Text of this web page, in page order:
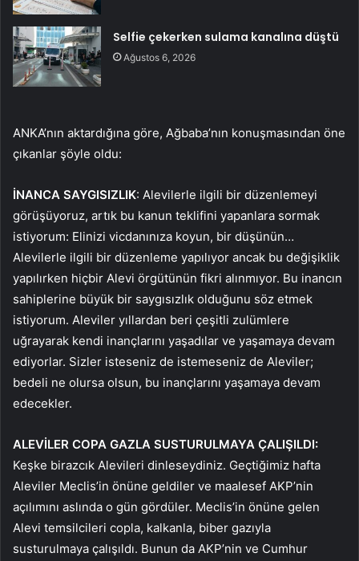
Selfie çekerken sulama kanalına düştü
Ağustos 6, 2026
ANKA’nın aktardığına göre, Ağbaba’nın konuşmasından öne
çıkanlar şöyle oldu:
İNANCA SAYGISIZLIK: Alevilerle ilgili bir düzenlemeyi
görüşüyoruz, artık bu kanun teklifini yapanlara sormak
istiyorum: Elinizi vicdanınıza koyun, bir düşünün…
Alevilerle ilgili bir düzenleme yapılıyor ancak bu değişiklik
yapılırken hiçbir Alevi örgütünün fikri alınmıyor. Bu inancın
sahiplerine büyük bir saygısızlık olduğunu söz etmek
istiyorum. Aleviler yıllardan beri çeşitli zulümlere
uğrayarak kendi inançlarını yaşadılar ve yaşamaya devam
ediyorlar. Sizler isteseniz de istemeseniz de Aleviler;
bedeli ne olursa olsun, bu inançlarını yaşamaya devam
edecekler.
ALEVİLER COPA GAZLA SUSTURULMAYA ÇALIŞILDI:
Keşke birazcık Alevileri dinleseydiniz. Geçtiğimiz hafta
Aleviler Meclis’in önüne geldiler ve maalesef AKP’nin
açılımını aslında o gün gördüler. Meclis’in önüne gelen
Alevi temsilcileri copla, kalkanla, biber gazıyla
susturulmaya çalışıldı. Bunun da AKP’nin ve Cumhur